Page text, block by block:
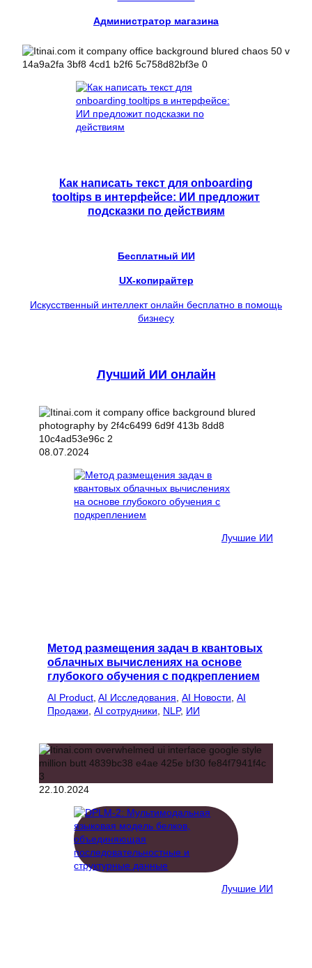
Администратор магазина
Как написать текст для onboarding
tooltips в интерфейсе: ИИ предложит
подсказки по действиям
Бесплатный ИИ
UX-копирайтер
Искусственный интеллект онлайн бесплатно в помощь
бизнесу
Лучший ИИ онлайн
08.07.2024
Лучшие ИИ
Метод размещения задач в квантовых
облачных вычислениях на основе
глубокого обучения с подкреплением
AI Product AI Исследования AI Новости AI
Продажи AI сотрудники NLP, ИИ
22.10.2024
Лучшие ИИ